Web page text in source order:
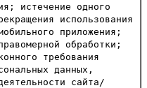
истечение одного
использования
приложения;
обработки;
требования
данных,
сайта/